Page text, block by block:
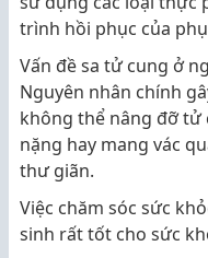
trình hồi phục của
Vấn đề sa tử cung ở
Nguyên nhân chính
không thể nâng đỡ tử
nặng hay mang vác
thư giãn.
Việc chăm sóc sức
sinh rất tốt cho sức